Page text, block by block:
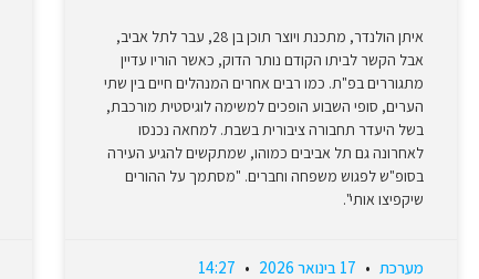
איתן הולנדר, מתכנת ויוצר תוכן בן 28, עבר לתל אביב,
אבל הקשר לביתו הקודם נותר הדוק, כאשר הוריו עדיין
מתגוררים בפ"ת. כמו רבים אחרים המנהלים חיים בין שתי
הערים, סופי השבוע הופכים למשימה לוגיסטית מורכבת,
בשל היעדר תחבורה ציבורית בשבת. למחאה נכנסו
לאחרונה גם תל אביבים כמוהו, שמתקשים להגיע העירה
בסופ"ש לפגוש משפחה וחברים. "מסתמך על ההורים
שיקפיצו אותי".
מערכת